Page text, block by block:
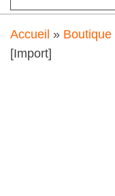
Accueil » Boutique
[Import]